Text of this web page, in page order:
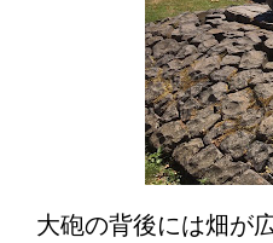
大砲の背後には畑が